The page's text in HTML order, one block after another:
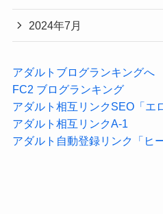
2024年7月
アダルトブログランキングへ
FC2 ブログランキング
アダルト相互リンクSEO「エ
アダルト相互リンクA-1
アダルト自動登録リンク「ヒ